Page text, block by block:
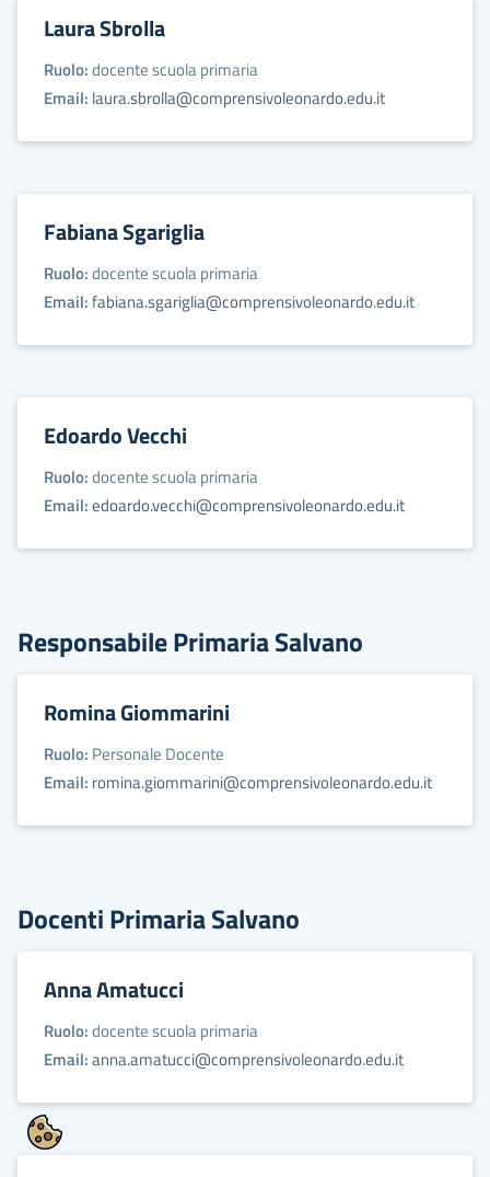
Laura Sbrolla
Ruolo:docente scuola primaria
Email: laura.sbrolla@comprensivoleonardo.edu.it
Fabiana Sgariglia
Ruolo:docente scuola primaria
Email:fabiana.sgariglia@comprensivoleonardo.edu.it
Edoardo Vecchi
Ruolo:docente scuola primaria
Email:edoardo.vecchi@comprensivoleonardo.edu.it
Responsabile Primaria Salvano
Romina Giommarini
Ruolo: Personale Docente
Email: romina.giommarini@comprensivoleonardo.edu.it
Docenti Primaria Salvano
Anna Amatucci
Ruolo:docente scuola primaria
Email:anna.amatucci@comprensivoleonardo.edu.it